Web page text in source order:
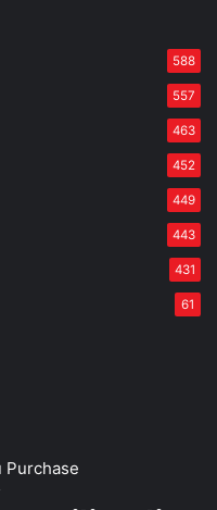
588
557
463
452
449
443
431
61
Purchase